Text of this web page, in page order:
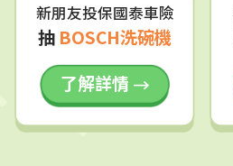
新朋友投保國泰車險
抽 BOSCH洗碗機
了解詳情